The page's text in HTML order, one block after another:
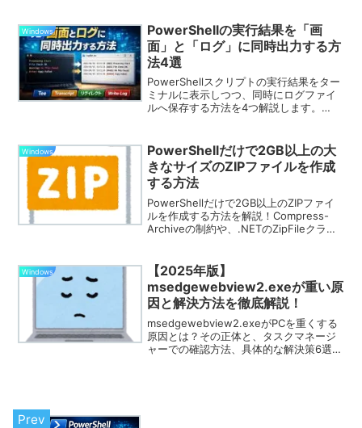
法まで分かりやすく説明します。
Windows
PowerShellの実行結果を「画
面」と「ログ」に同時出力する方
法4選
PowerShellスクリプトの実行結果をター
ミナルに表示しつつ、同時にログファイ
ルへ保存する方法を4つ解説します。
使い分けと、初心者がハマりやすいポイ
ントもまとめました。
Windows
PowerShellだけで2GB以上の大
きなサイズのZIPファイルを作成
する方法
PowerShellだけで2GB以上のZIPファイ
ルを作成する方法を解説！Compress-
Archiveの制約や、.NETのZipFileクラス
Windows
【2025年版】
msedgewebview2.exeが重い原
因と解決方法を徹底解説！
msedgewebview2.exeがPCを重くする
原因とは？その正体と、タスクマネージ
ャーでの確認方法、具体的な解決策6選を